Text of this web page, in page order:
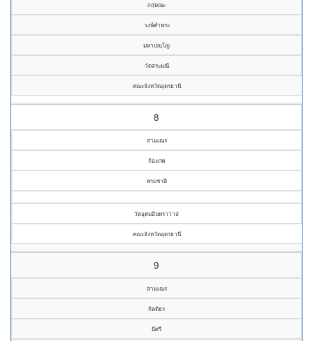
กฤษณะ
วงษ์คำพระ
มหาปญฺโญ
วัดสระมณี
คณะจังหวัดอุดรธานี
8
สามเณร
ก้องภพ
พรมชาติ
วัดอุดมอินทราวาส
คณะจังหวัดอุดรธานี
9
สามเณร
กิตติธร
มีศรี